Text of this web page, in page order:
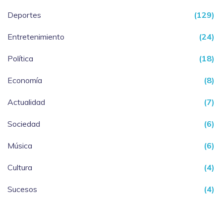
Deportes (129)
Entretenimiento (24)
Política (18)
Economía (8)
Actualidad (7)
Sociedad (6)
Música (6)
Cultura (4)
Sucesos (4)